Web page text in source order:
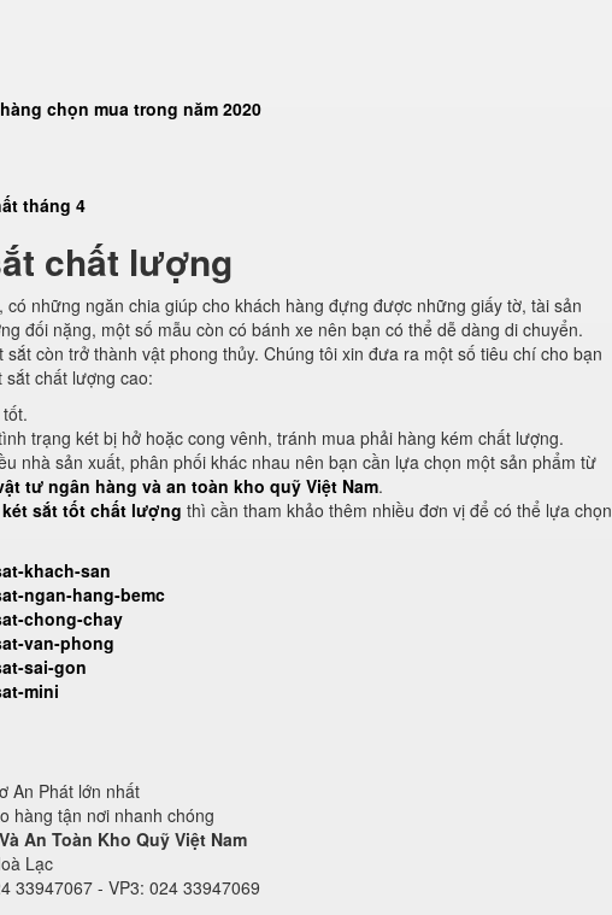
chọn mua trong năm 2020
tháng 4
chất lượng
những ngăn chia giúp cho khách hàng đựng được những giấy tờ, tài sản
đối nặng, một số mẫu còn có bánh xe nên bạn có thể dễ dàng di chuyển.
còn trở thành vật phong thủy. Chúng tôi xin đưa ra một số tiêu chí cho bạn
chất lượng cao:
tốt.
trạng két bị hở hoặc cong vênh, tránh mua phải hàng kém chất lượng.
nhà sản xuất, phân phối khác nhau nên bạn cần lựa chọn một sản phẩm từ
tư ngân hàng và an toàn kho quỹ Việt Nam.
két sắt tốt chất lượng thì cần tham khảo thêm nhiều đơn vị để có thể lựa chọn
khach-san
ngan-hang-bemc
chong-chay
van-phong
sai-gon
mini
An Phát lớn nhất
hàng tận nơi nhanh chóng
An Toàn Kho Quỹ Việt Nam
Lạc
33947067 - VP3: 024 33947069